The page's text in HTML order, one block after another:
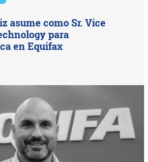
asume como Sr. Vice
para
en Equifax